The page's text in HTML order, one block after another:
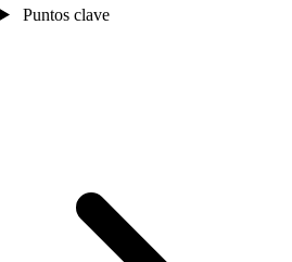
Puntos clave